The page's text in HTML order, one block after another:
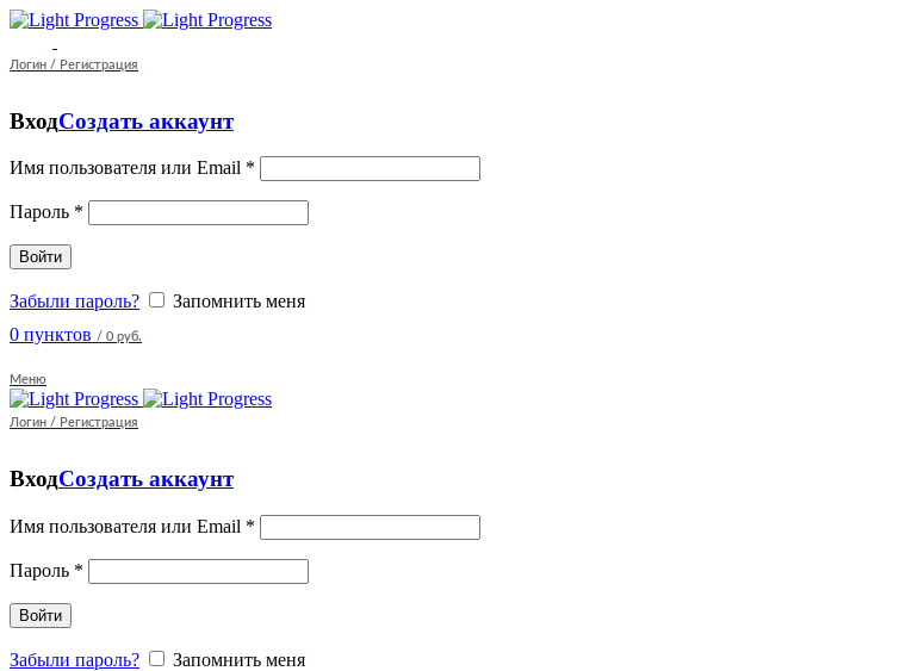
Логин / Регистрация
ВходСоздать аккаунт
Имя пользователя или Email *
Пароль *
Войти
Забыли пароль?
Запомнить меня
0 пунктов / 0 руб.
Меню
Логин / Регистрация
ВходСоздать аккаунт
Имя пользователя или Email *
Пароль *
Войти
Забыли пароль?
Запомнить меня